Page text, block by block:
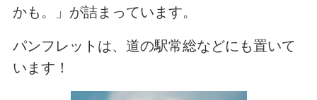
かも。」が詰まっています。
パンフレットは、道の駅常総などにも置いて
います！